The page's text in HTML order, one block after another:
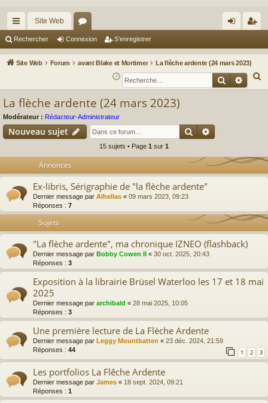
cc
ès
Site Web
or
u ne
xi
nr
eg
Rechercher Connexion S’enregistrer
Site Web Forum avant Blake et Mortimer
La flèche ardente (24 mars 2023)
e
La flèche ardente (24 mars 2023)
Modérateur : Rédacteur-Administrateur
Nouveau sujet Rechercher
15 sujets • Page 1 sur 1
Annonces
Ex-libris, Sérigraphie de "la flèche ardente"
Dernier message par Alhellas « 09 mars 2023, 09:23
Réponses : 7
Sujets
"La flèche ardente", ma chronique IZNEO (flashback)
Dernier message par Bobby Cowen II « 30 oct. 2025, 20:43
Réponses : 3
Exposition à la librairie Brüsel Waterloo les 17 et 18 mai
2025
Dernier message par archibald « 28 mai 2025, 10:05
Réponses : 3
Une première lecture de La Flèche Ardente
Dernier message par Leggy Mountbatten « 23 déc. 2024, 21:59
Réponses : 44 1 2 3
Les portfolios La Flêche Ardente
Dernier message par James « 18 sept. 2024, 09:21
Réponses : 1